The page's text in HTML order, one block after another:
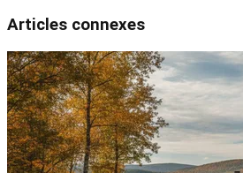
Articles connexes